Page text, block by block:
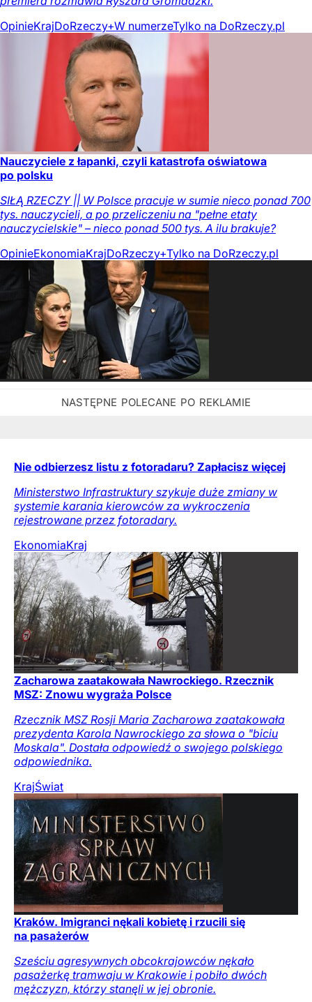
OpinieKrajDoRzeczy+W numerzeTylko na DoRzeczy.pl
Nauczyciele z łapanki, czyli katastrofa oświatowa
po polsku
SIŁĄ RZECZY || W Polsce pracuje w sumie nieco ponad 700
tys. nauczycieli, a po przeliczeniu na "pełne etaty
nauczycielskie" – nieco ponad 500 tys. A ilu brakuje?
OpinieEkonomiaKrajDoRzeczy+Tylko na DoRzeczy.pl
Nie odbierzesz listu z fotoradaru? Zapłacisz więcej
Ministerstwo Infrastruktury szykuje duże zmiany w
systemie karania kierowców za wykroczenia
rejestrowane przez fotoradary.
EkonomiaKraj
Zacharowa zaatakowała Nawrockiego. Rzecznik
MSZ: Znowu wygraża Polsce
Rzecznik MSZ Rosji Maria Zacharowa zaatakowała
prezydenta Karola Nawrockiego za słowa o "biciu
Moskala". Dostała odpowiedź o swojego polskiego
odpowiednika.
KrajŚwiat
Kraków. Imigranci nękali kobietę i rzucili się
na pasażerów
Sześciu agresywnych obcokrajowców nękało
pasażerkę tramwaju w Krakowie i pobiło dwóch
mężczyzn, którzy stanęli w jej obronie.